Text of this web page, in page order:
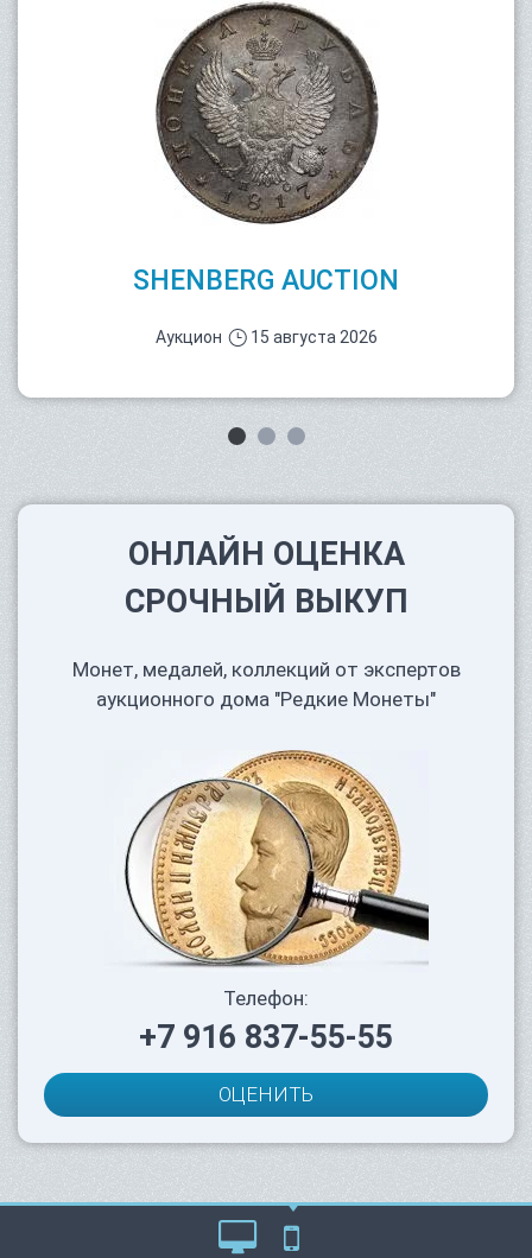
SHENBERG AUCTION
Аукцион 15 августа 2026
ОНЛАЙН ОЦЕНКА
СРОЧНЫЙ ВЫКУП
Монет, медалей, коллекций от экспертов
аукционного дома "Редкие Монеты"
Телефон:
+7 916 837-55-55
ОЦЕНИТЬ